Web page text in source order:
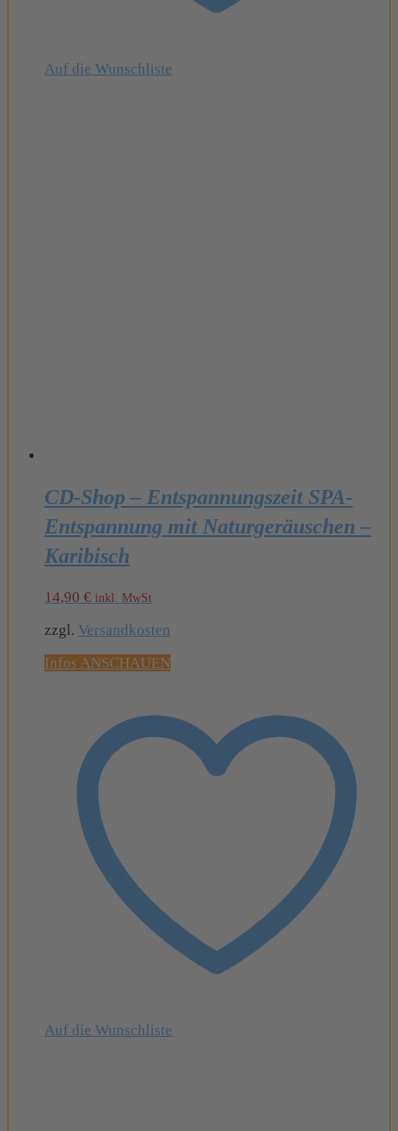
Auf die Wunschliste
CD-Shop – Entspannungszeit SPA-
Entspannung mit Naturgeräuschen –
Karibisch
14,90 € inkl. MwSt
zzgl. Versandkosten
Infos ANSCHAUEN
Auf die Wunschliste